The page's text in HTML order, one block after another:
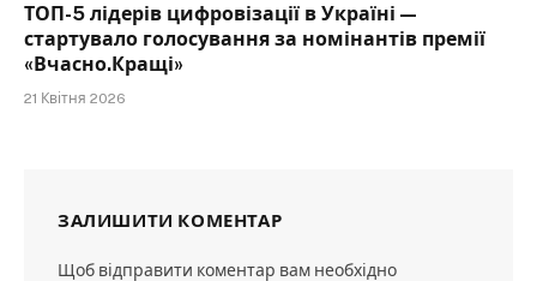
ТОП-5 лідерів цифровізації в Україні —
стартувало голосування за номінантів премії
«Вчасно.Кращі»
21 Квітня 2026
ЗАЛИШИТИ КОМЕНТАР
Щоб відправити коментар вам необхідно